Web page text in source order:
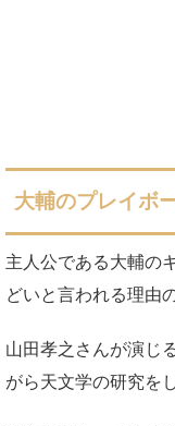
大輔のプレイボ
主人公である大輔の
どいと言われる理由
山田孝之さんが演じ
がら天文学の研究を